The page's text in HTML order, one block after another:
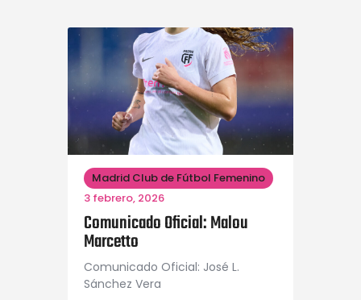
Madrid Club de Fútbol Femenino
3 febrero, 2026
Comunicado Oficial: Malou
Marcetto
Comunicado Oficial: José L.
Sánchez Vera